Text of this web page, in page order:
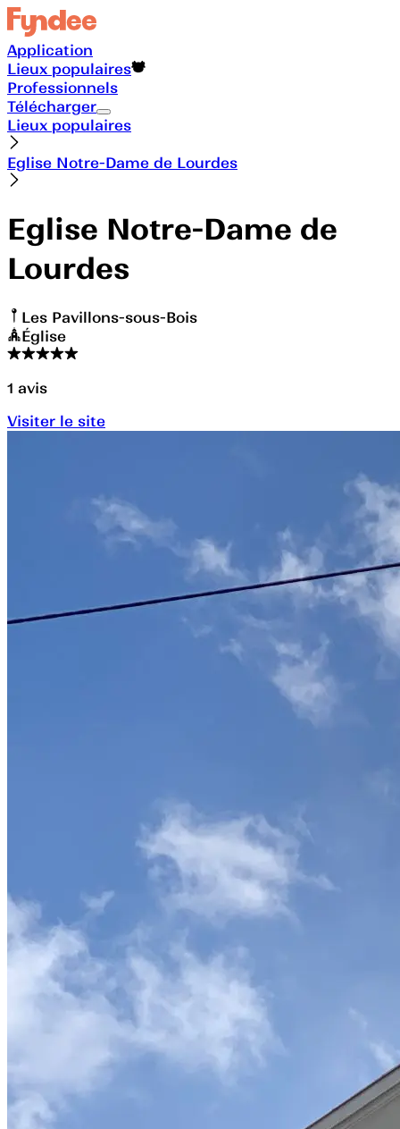
Application
Lieux populaires
Professionnels
Télécharger
Lieux populaires
Eglise Notre-Dame de Lourdes
Eglise Notre-Dame de
Lourdes
Les Pavillons-sous-Bois
Église
1 avis
Visiter le site